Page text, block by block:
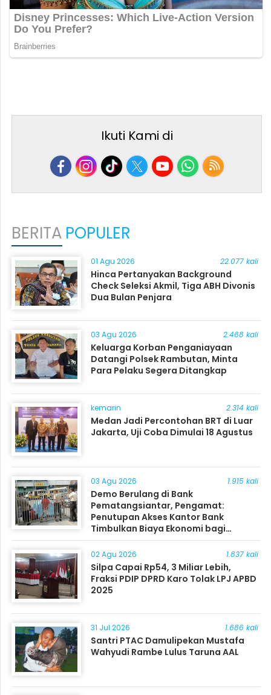
Ikuti Kami di
BERITA POPULER
01 Agu 2026 22.077 kali
Hinca Pertanyakan Background
Check Seleksi Akmil, Tiga ABH Divonis
Dua Bulan Penjara
03 Agu 2026 2.468 kali
Keluarga Korban Penganiayaan
Datangi Polsek Rambutan, Minta
Para Pelaku Segera Ditangkap
kemarin 2.314 kali
Medan Jadi Percontohan BRT di Luar
Jakarta, Uji Coba Dimulai 18 Agustus
03 Agu 2026 1.915 kali
Demo Berulang di Bank
Pematangsiantar, Pengamat:
Penutupan Akses Kantor Bank
Timbulkan Biaya Ekonomi bagi
Masyarakat
02 Agu 2026 1.837 kali
Silpa Capai Rp54, 3 Miliar Lebih,
Fraksi PDIP DPRD Karo Tolak LPJ APBD
2025
31 Jul 2026 1.686 kali
Santri PTAC Damulipekan Mustafa
Wahyudi Rambe Lulus Taruna AAL